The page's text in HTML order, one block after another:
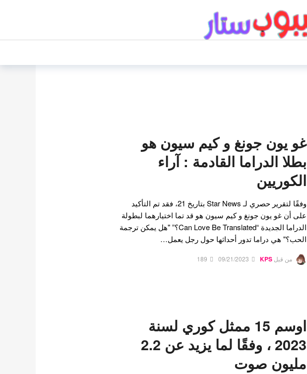
غو يون جونغ و كيم سيون هو
بطلا الدراما القادمة : آراء
الكوريين
وفقًا لتقرير حصري لـ Star News بتاريخ 21، فقد تم التأكيد
على أن غو يون جونغ و كيم سيون هو قد تما اختيارهما لبطولة
الدراما الجديدة “Can Love Be Translated؟” "هل يمكن ترجمة
الحب؟" هي دراما تدور أحداثها حول رجل يعمل…
من قبل KPS
09/21/2023
189
اوسم 15 ممثل كوري لسنة
2023 ، وفقًا لما يزيد عن 2.2
مليون صوت